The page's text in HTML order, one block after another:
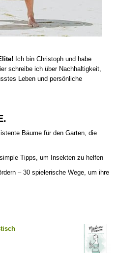
Ich bin Christoph und habe
schreibe ich über Nachhaltigkeit,
Leben und persönliche
Bäume für den Garten, die
Tipps, um Insekten zu helfen
– 30 spielerische Wege, um ihre